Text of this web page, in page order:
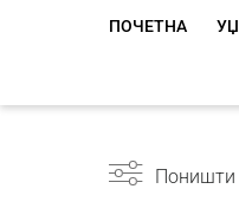
ПОЧЕТНА
Поништи